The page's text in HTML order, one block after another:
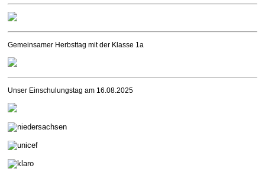
Gemeinsamer Herbsttag mit der Klasse 1a
Unser Einschulungstag am 16.08.2025